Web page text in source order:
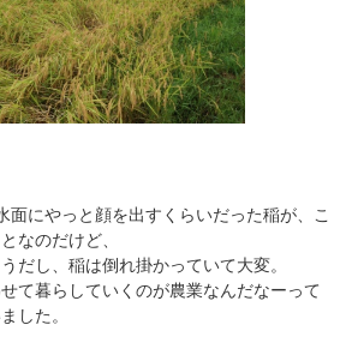
面にやっと顔を出すくらいだった稲が、こ
なのだけど、
だし、稲は倒れ掛かっていて大変。
て暮らしていくのが農業なんだなーって
した。